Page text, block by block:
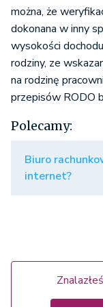
można, że
dokonana w inny
wysokości
rodziny, ze
na rodzinę
przepisów RODO
Polecamy:
Biuro
internet?